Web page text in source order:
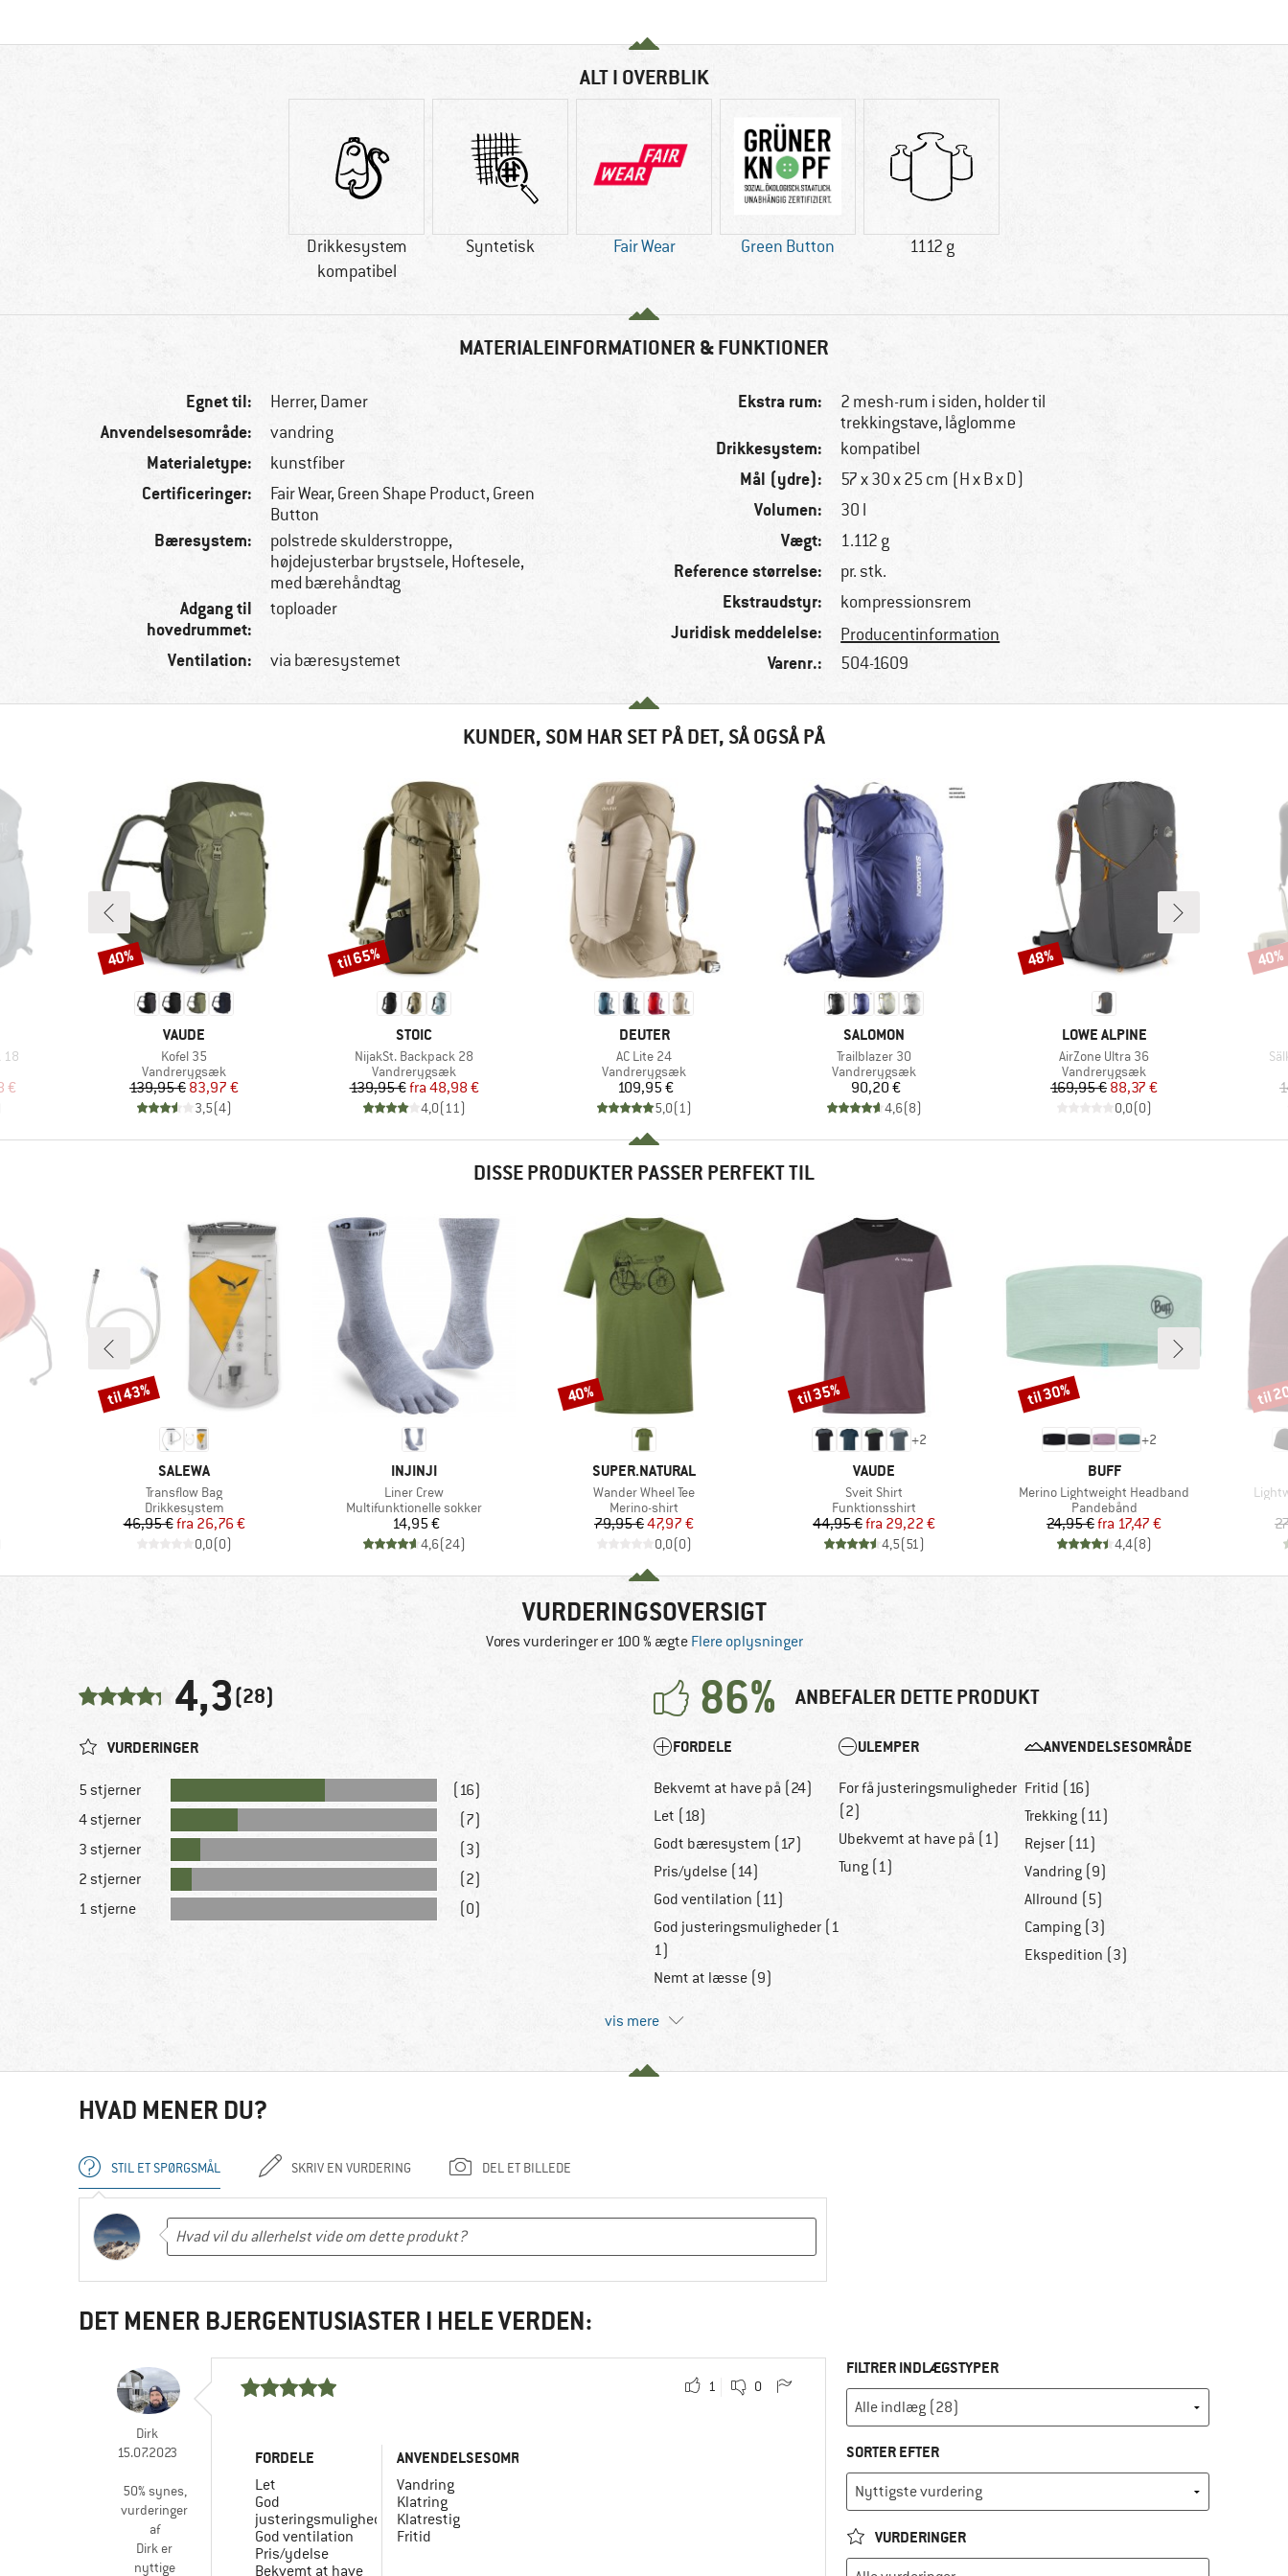
ALT I OVERBLIK
Drikkesystem
kompatibel
Syntetisk Fair Wear Green Button 1112 g
MATERIALEINFORMATIONER & FUNKTIONER
Egnet til: Herrer, Damer
Anvendelsesområde: vandring
Materialetype: kunstfiber
Certificeringer:
Fair Wear, Green Shape Product, Green
Button
Bæresystem:
polstrede skulderstroppe,
højdejusterbar brystsele, Hoftesele,
med bærehåndtag
Adgang til
hovedrummet:
toploader
Ventilation: via bæresystemet
Ekstra rum:
2 mesh-rum i siden, holder til
trekkingstave, låglomme
Drikkesystem: kompatibel
Mål (ydre): 57 x 30 x 25 cm (H x B x D)
Volumen: 30 l
Vægt: 1.112 g
Reference størrelse: pr. stk.
Ekstraudstyr: kompressionsrem
Juridisk meddelelse: Producentinformation
Varenr.: 504-1609
KUNDER, SOM HAR SET PÅ DET, SÅ OGSÅ PÅ
18
€
MÆRKE
VAUDE
Artikel
Kofel 35
Produktgruppe
Vandrerygsæk
Pris
139,95 €Nedsat pris
83,97 €
3,5(4)
Rabat
40%
MÆRKE
STOIC
Artikel
NijakSt. Backpack 28
Produktgruppe
Vandrerygsæk
Pris
139,95 € Nedsat pris
fra 48,98 €
4,0(11)
Rabat
til 65%
MÆRKE
DEUTER
Artikel
AC Lite 24
Produktgruppe
Vandrerygsæk
Pris
109,95 €
5,0(1)
MÆRKE
SALOMON
Artikel
Trailblazer 30
Produktgruppe
Vandrerygsæk
Pris
90,20 €
4,6(8)
MÆRKE
LOWE ALPINE
Artikel
AirZone Ultra 36
Produktgruppe
Vandrerygsæk
Pris
169,95 €Nedsat pris
88,37 €
0,0(0)
Rabat
48% Rabat
40%
DISSE PRODUKTER PASSER PERFEKT TIL
MÆRKE
SALEWA
Artikel
Transflow Bag
Produktgruppe
Drikkesystem
Pris
46,95 € Nedsat pris
fra 26,76 €
0,0(0)
Rabat
til 43%
MÆRKE
INJINJI
Artikel
Liner Crew
Produktgruppe
Multifunktionelle sokker
Pris
14,95 €
4,6(24)
MÆRKE
SUPER.NATURAL
Artikel
Wander Wheel Tee
Produktgruppe
Merino-shirt
Pris
79,95 €Nedsat pris
47,97 €
0,0(0)
Rabat
40%
+2
MÆRKE
VAUDE
Artikel
Sveit Shirt
Produktgruppe
Funktionsshirt
Pris
44,95 € Nedsat pris
fra 29,22 €
4,5(51)
Rabat
til 35%
+2
MÆRKE
BUFF
Artikel
Merino Lightweight Headband
Produktgruppe
Pandebånd
Pris
24,95 € Nedsat pris
fra 17,47 €
4,4(8)
Rabat
til 30%
Artikel
Rabat
til
VURDERINGSOVERSIGT
Vores vurderinger er 100 % ægte Flere oplysninger
4,3(28) 86% ANBEFALER DETTE PRODUKT
VURDERINGER
5 stjerner
(16)
4 stjerner
(7)
3 stjerner
(3)
2 stjerner
(2)
1 stjerne
(0)
FORDELE
Bekvemt at have på (24)
Let (18)
Godt bæresystem (17)
Pris/ydelse (14)
God ventilation (11)
God justeringsmuligheder (1
1)
Nemt at læsse (9)
ULEMPER
For få justeringsmuligheder
(2)
Ubekvemt at have på (1)
Tung (1)
ANVENDELSESOMRÅDE
Fritid (16)
Trekking (11)
Rejser (11)
Vandring (9)
Allround (5)
Camping (3)
Ekspedition (3)
vis mere
HVAD MENER DU?
STIL ET SPØRGSMÅL SKRIV EN VURDERING DEL ET BILLEDE
DET MENER BJERGENTUSIASTER I HELE VERDEN:
Dirk
15.07.2023
50% synes,
vurderinger
af
Dirk er
nyttige
1 0
FORDELE
Let
God
justeringsmuligheder
God ventilation
Pris/ydelse
Bekvemt at have
ANVENDELSESOMRÅDE
Vandring
Klatring
Klatrestig
Fritid
FILTRER INDLÆGSTYPER
SORTER EFTER
VURDERINGER